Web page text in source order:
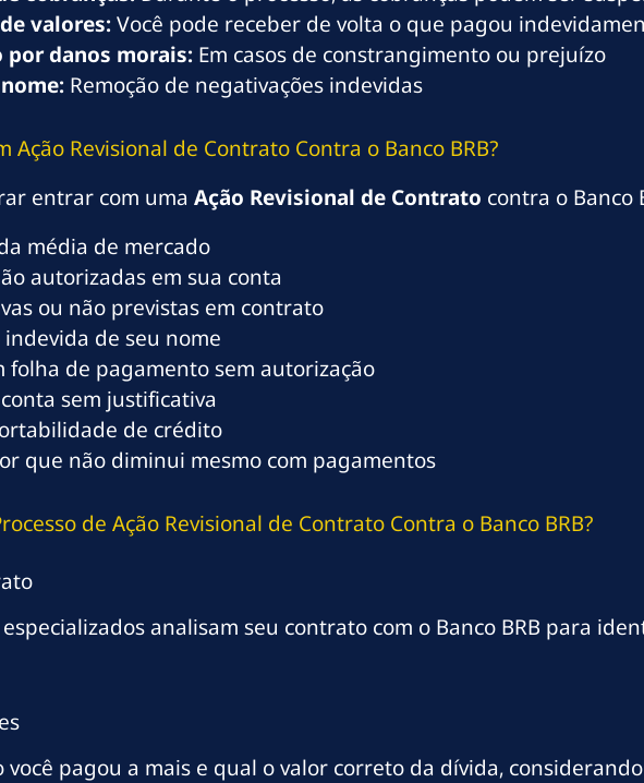
valores:Você pode receber de volta o que pagou
por danos morais: Em casos de constrangimento ou prejuízo
Remoção de negativações indevidas
Ação Revisional de Contrato Contra o Banco BRB?
entrar com uma Ação Revisional de Contrato contra o Banco
média de mercado
autorizadas em sua conta
ou não previstas em contrato
de seu nome
folha de pagamento sem autorização
sem justificativa
de crédito
que não diminui mesmo com pagamentos
de Ação Revisional de Contrato Contra o Banco BRB?
analisam seu contrato com o Banco BRB para
você pagou a mais e qual o valor correto da dívida,